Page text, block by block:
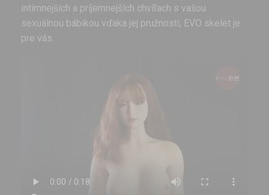
intímnejších a príjemnejších chvíľach s vašou
sexuálnou bábikou vďaka jej pružnosti, EVO skelet je
pre vás.